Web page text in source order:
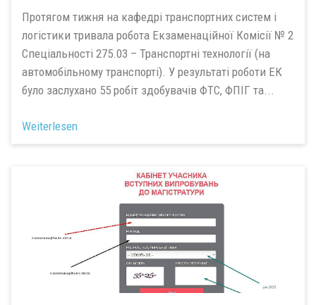
Протягом тижня на кафедрі транспортних систем і
логістики тривала робота Екзаменаційної Комісії № 2
Спеціальності 275.03 – Транспортні технології (на
автомобільному транспорті). У результаті роботи ЕК
було заслухано 55 робіт здобувачів ФТС, ФПІГ та...
Weiterlesen